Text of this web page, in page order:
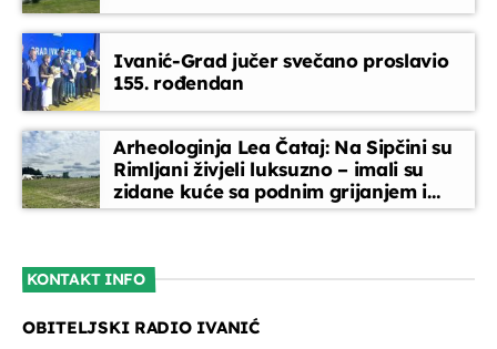
11:45 - 12:00
Telefonski oglasi
12:00 - 12:10
12:10 - 12:45
Dnevnik
Ivanić-Grad jučer svečano proslavio
155. rođendan
Arheologinja Lea Čataj: Na Sipčini su
Rimljani živjeli luksuzno – imali su
zidane kuće sa podnim grijanjem i
oslikanim zidovima
KONTAKT INFO
OBITELJSKI RADIO IVANIĆ